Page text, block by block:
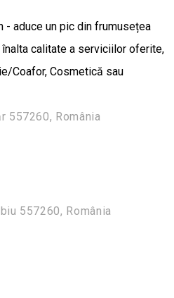
- aduce un pic din frumusețea
calitate a serviciilor oferite,
Coafor, Cosmetică sau
557260, România
557260, România